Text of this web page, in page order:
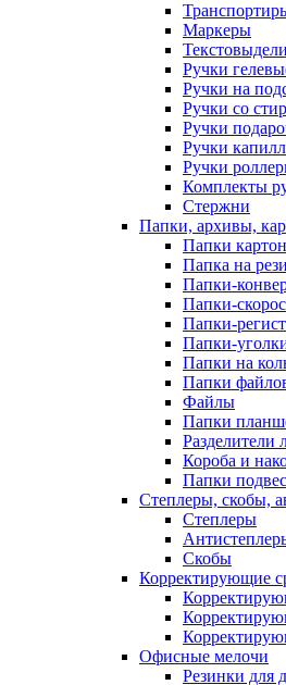
Маркеры
Ручки
Ручки на
Ручки со
Ручки
Ручки
Ручки
Комплекты
Стержни
Папки, архивы,
Папки
Папка на
Папки-
Папки-
Папки-
Папки-
Папки на
Папки
Файлы
Папки
Разделители
Короба и
Папки
Степлеры, скобы,
Степлеры
Скобы
Корректирующие
Офисные мелочи
Резинки для